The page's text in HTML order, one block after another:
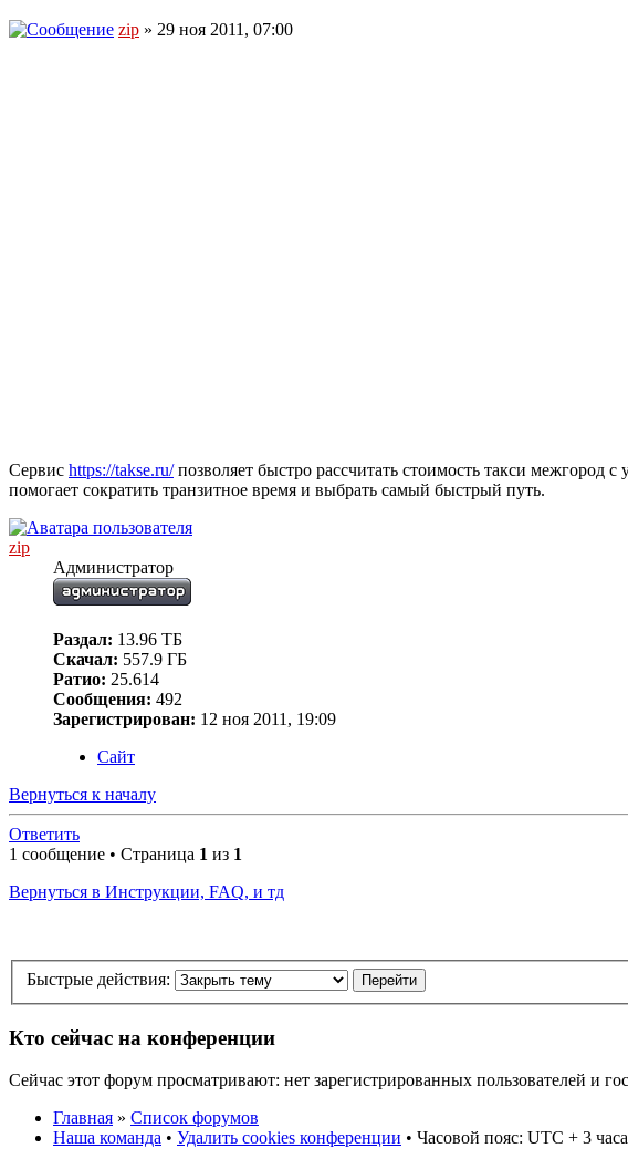
zip » 29 ноя 2011, 07:00
Сервис https://takse.ru/позволяет быстро рассчитать стоимость такси межгород
помогает сократить транзитное время и выбрать самый быстрый путь.
zip
Администратор
Раздал: 13.96 ТБ
Скачал: 557.9 ГБ
Ратио: 25.614
Сообщения: 492
Зарегистрирован: 12 ноя 2011, 19:09
Сайт
Вернуться к началу
Ответить
1 сообщение • Страница 1 из 1
Вернуться в Инструкции, FAQ, и тд
Быстрые действия:
Кто сейчас на конференции
Сейчас этот форум просматривают: нет зарегистрированных пользователей и
Главная » Список форумов
Наша команда • Удалить cookies конференции • Часовой пояс: UTC + 3 часа